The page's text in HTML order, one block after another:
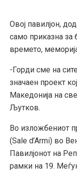
Овој павилјон,
само приказна за
времето,
-Горди сме на
значаен проект
Македонија на
Љутков.
Во изложбениот
(Sale d’Armi) во
Павилјонот на
рамки на 19.